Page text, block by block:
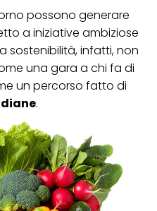
possono generare
a iniziative ambiziose
sostenibilità, infatti, non
una gara a chi fa di
un percorso fatto di
.